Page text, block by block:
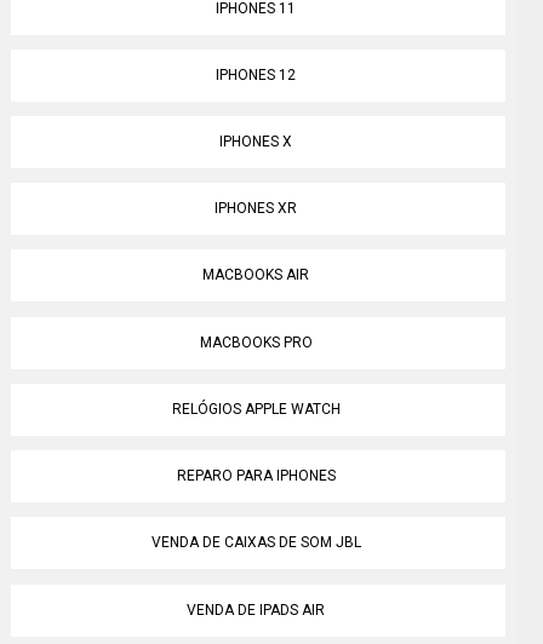
IPHONES 11
IPHONES 12
IPHONES X
IPHONES XR
MACBOOKS AIR
MACBOOKS PRO
RELÓGIOS APPLE WATCH
REPARO PARA IPHONES
VENDA DE CAIXAS DE SOM JBL
VENDA DE IPADS AIR